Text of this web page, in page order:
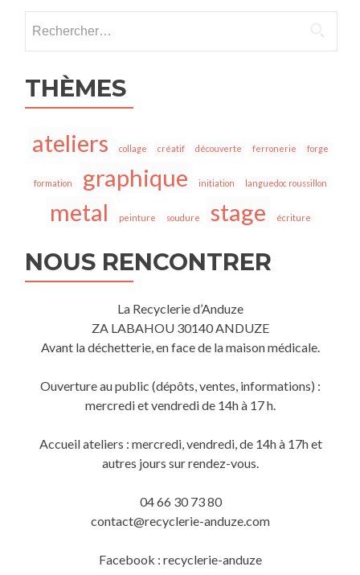
THÈMES
ateliers
collage créatif découverte ferronerie forge
formation graphique initiation languedoc roussillon
metal peinture soudure stage écriture
NOUS RENCONTRER
La Recyclerie d’Anduze
ZA LABAHOU 30140 ANDUZE
Avant la déchetterie, en face de la maison médicale.
Ouverture au public (dépôts, ventes, informations) :
mercredi et vendredi de 14h à 17 h.
Accueil ateliers : mercredi, vendredi, de 14h à 17h et
autres jours sur rendez-vous.
04 66 30 73 80
contact@recyclerie-anduze.com
Facebook : recyclerie-anduze